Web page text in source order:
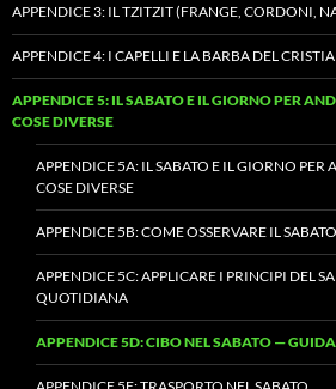
APPENDICE 3: IL TZITZIT (FRANGE, CORDONI,
APPENDICE 4: I CAPELLI E LA BARBA DEL
APPENDICE 5: IL SABATO E IL GIORNO PER
COSE DIVERSE
APPENDICE 5A: IL SABATO E IL GIORNO PER
COSE DIVERSE
APPENDICE 5B: COME OSSERVARE IL
APPENDICE 5C: APPLICARE I PRINCIPI DEL
QUOTIDIANA
APPENDICE 5D: CIBO NEL SABATO —